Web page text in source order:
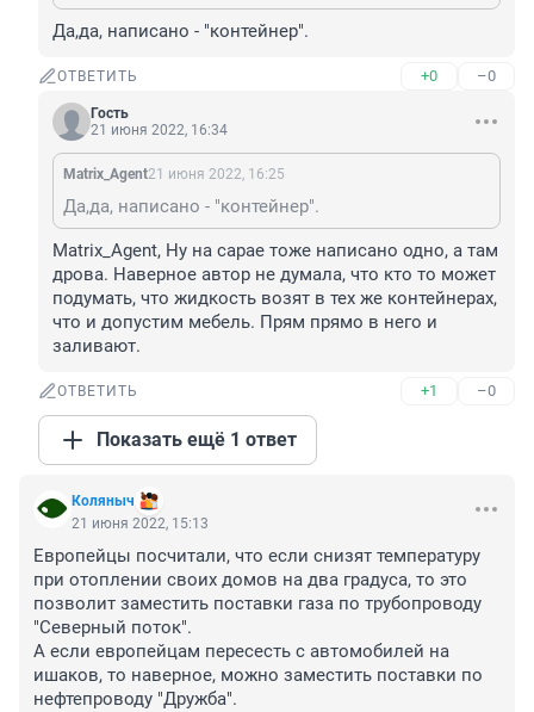
Да,да, написано - "контейнер".
ОТВЕТИТЬ +0 –0
Гость
21 июня 2022, 16:34
Matrix_Agеnt21 июня 2022, 16:25
Да,да, написано - "контейнер".
Matrix_Agеnt, Ну на сарае тоже написано одно, а там
дрова. Наверное автор не думала, что кто то может
подумать, что жидкость возят в тех же контейнерах,
что и допустим мебель. Прям прямо в него и
заливают.
ОТВЕТИТЬ +1 –0
Показать ещё 1 ответ
Коляныч
21 июня 2022, 15:13
Европейцы посчитали, что если снизят температуру
при отоплении своих домов на два градуса, то это
позволит заместить поставки газа по трубопроводу
"Северный поток".
А если европейцам пересесть с автомобилей на
ишаков, то наверное, можно заместить поставки по
нефтепроводу "Дружба".